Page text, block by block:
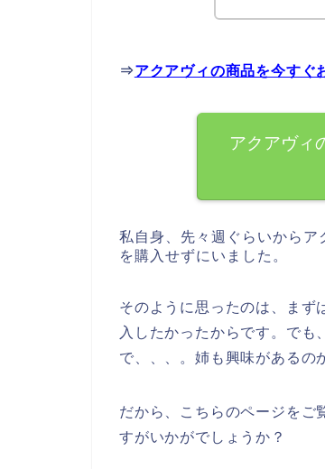
⇒アクアヴィの商品を今すぐ
アクアヴィ
私自身、先々週ぐらいから
を購入せずにいました。
そのように思ったのは、まず
入したかったからです。で
で、、、。姉も興味があるの
だから、こちらのページをご
すがいかがでしょうか？